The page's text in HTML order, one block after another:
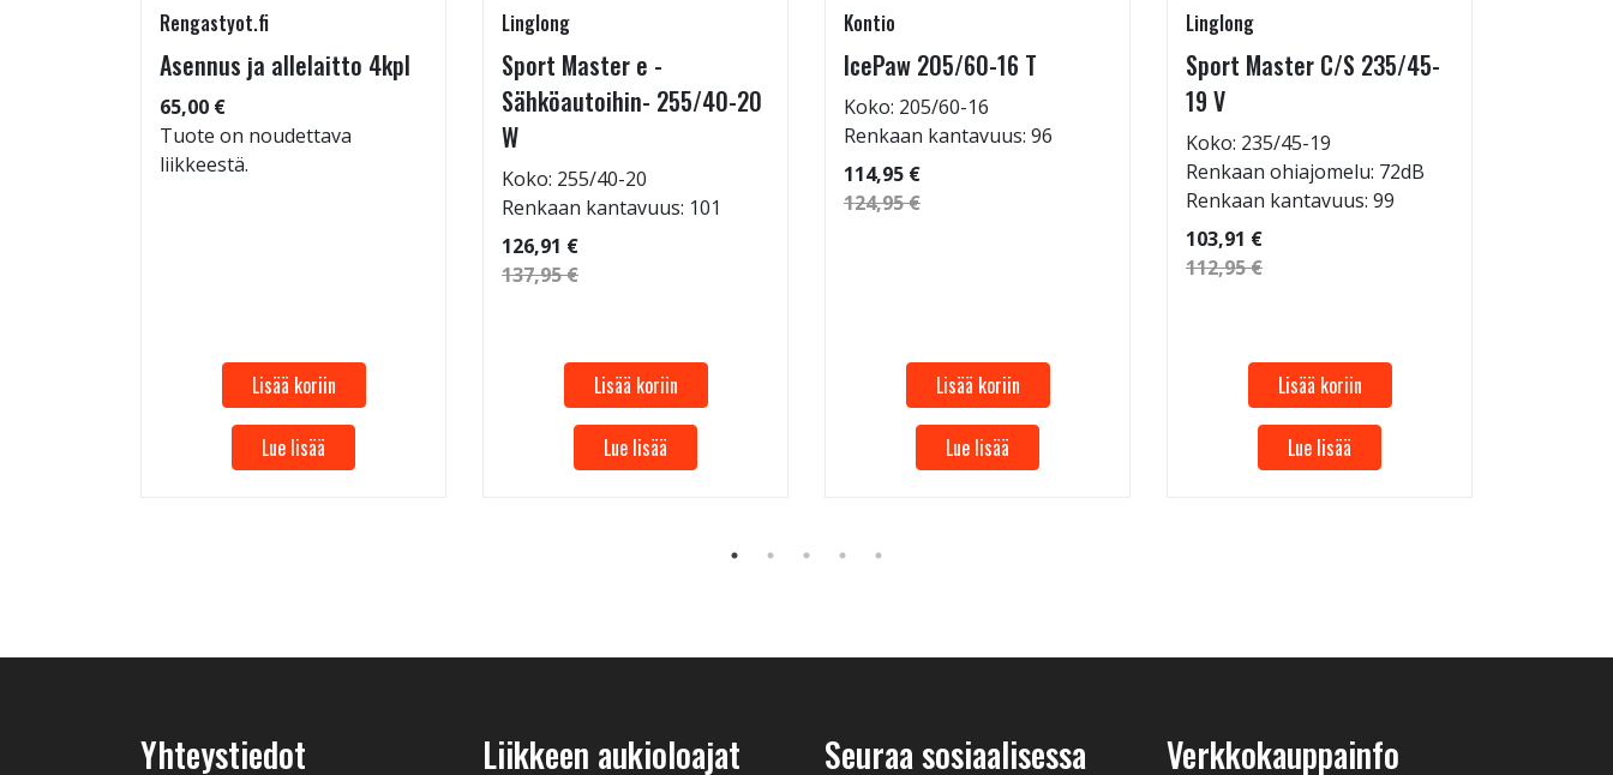
Rengastyot.fi
Asennus ja allelaitto 4kpl
65,00 €
Tuote on noudettava
liikkeestä.
Lisää koriin
Lue lisää
Linglong
Sport Master e -
Sähköautoihin- 255/40-20
W
Koko: 255/40-20
Renkaan kantavuus: 101
126,91 €
137,95 €
Lisää koriin
Lue lisää
Kontio
IcePaw 205/60-16 T
Koko: 205/60-16
Renkaan kantavuus: 96
114,95 €
124,95 €
Lisää koriin
Lue lisää
Linglong
Sport Master C/S 235/45-
19 V
Koko: 235/45-19
Renkaan ohiajomelu: 72dB
Renkaan kantavuus: 99
103,91 €
112,95 €
Lisää koriin
Lue lisää
Yhteystiedot Liikkeen aukioloajat Seuraa sosiaalisessa Verkkokauppainfo